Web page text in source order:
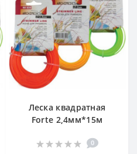
Леска квадратная
Forte 2,4мм*15м
0